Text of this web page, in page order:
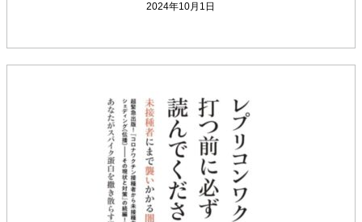
2024年10月1日